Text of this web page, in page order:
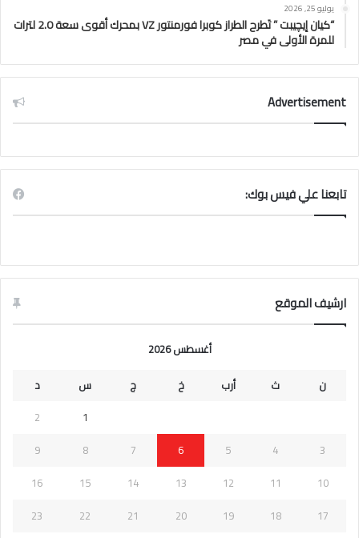
يوليو 25, 2026
“كيان إيچيبت ” تَطرح الطراز كوبرا فورمنتور VZ بمحرك أقوى سعة 2.0 لترات
للمرة الأولى في مصر
Advertisement
تابعنا علي فيس بوك:
ارشيف الموقع
أغسطس 2026
ن
ث أرب خ ج س
د
1
2
3
4
5
6
7
8
9
10
11
12
13
14
15
16
17
18
19
20
21
22
23